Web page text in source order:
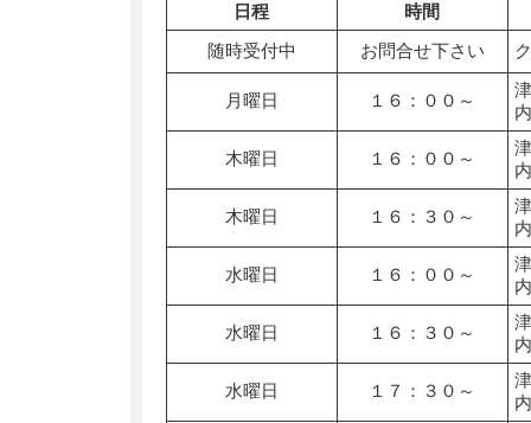
日程
時間
随時受付中
お問合せ下さい
月曜日 １６：００～
木曜日 １６：００～
木曜日 １６：３０～
水曜日 １６：００～
水曜日 １６：３０～
水曜日 １７：３０～